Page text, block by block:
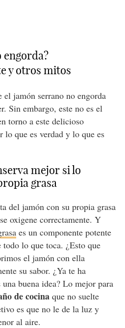
engorda?
y otros mitos
el jamón serrano no engorda
Sin embargo, este no es el
torno a este delicioso
lo que es verdad y lo que es
mejor si lo
grasa
del jamón con su propia grasa
oxigene correctamente. Y
es un componente potente
lo que toca. ¿Esto que
el jamón con ella
su sabor. ¿Ya te ha
buena idea? Lo mejor para
de cocinaque no suelte
es que no le de la luz y
al aire.